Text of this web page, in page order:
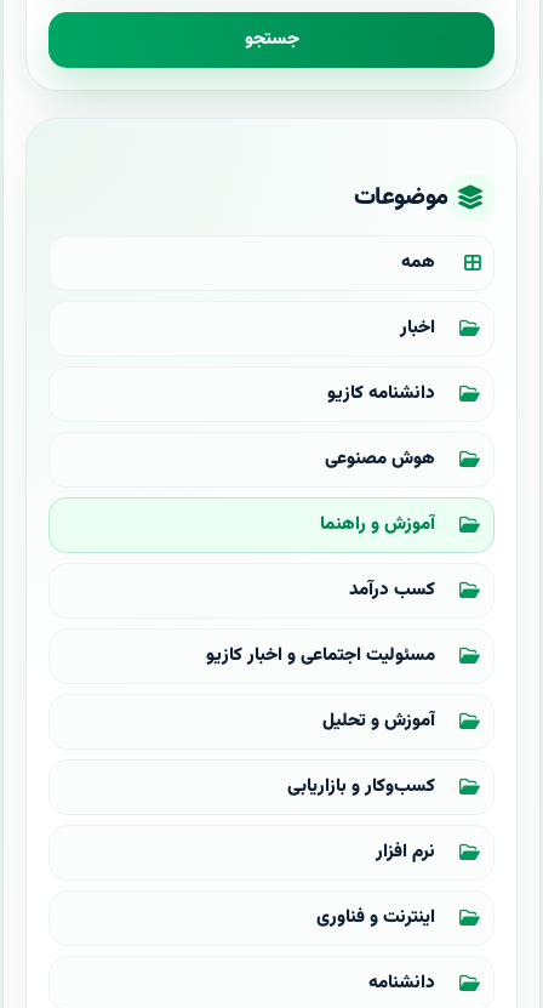
جستجو
موضوعات
همه
اخبار
دانشنامه کازیو
هوش مصنوعی
آموزش و راهنما
کسب درآمد
مسئولیت اجتماعی و اخبار کازیو
آموزش و تحلیل
کسب‌وکار و بازاریابی
نرم افزار
اینترنت و فناوری
دانشنامه